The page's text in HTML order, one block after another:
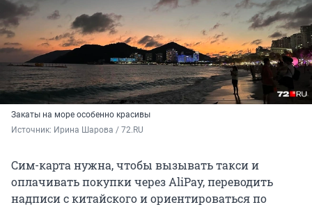
Закаты на море особенно красивы
Источник: Ирина Шарова / 72.RU
Сим-карта нужна, чтобы вызывать такси и
оплачивать покупки через AliPay, переводить
надписи с китайского и ориентироваться по